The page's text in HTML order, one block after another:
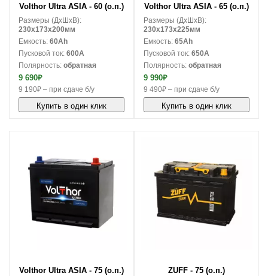
Volthor Ultra ASIA - 60 (о.п.)
Размеры (ДxШxВ):
230x173x200мм
Емкость: 60Ah
Пусковой ток: 600A
Полярность: обратная
9 690₽
9 190₽ – при сдаче б/у
Купить в один клик
Volthor Ultra ASIA - 65 (о.п.)
Размеры (ДxШxВ):
230x173x225мм
Емкость: 65Ah
Пусковой ток: 650A
Полярность: обратная
9 990₽
9 490₽ – при сдаче б/у
Купить в один клик
Volthor Ultra ASIA - 75 (о.п.)
ZUFF - 75 (о.п.)